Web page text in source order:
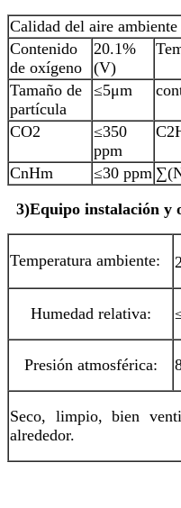
Calidad del aire ambiente
Contenido
de oxígeno
20.1%
(V)
Tamaño de
partícula
≤5μm
CO2
≤350
ppm
CnHm ≤30 ppm
3)Equipo instalación y
Temperatura ambiente:
Humedad relativa:
Presión atmosférica:
Seco, limpio, bien
alrededor.